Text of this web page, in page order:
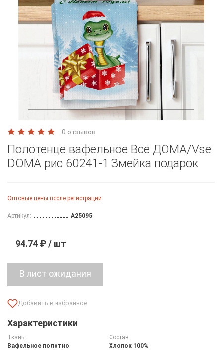
0 отзывов
Полотенце вафельное Все ДОМА/Vse
DOMA рис 60241-1 Змейка подарок
Оптовые цены после регистрации
Артикул: A25095
94.74 ₽ / шт
Характеристики
Ткань:
Вафельное полотно
Состав:
Хлопок 100%